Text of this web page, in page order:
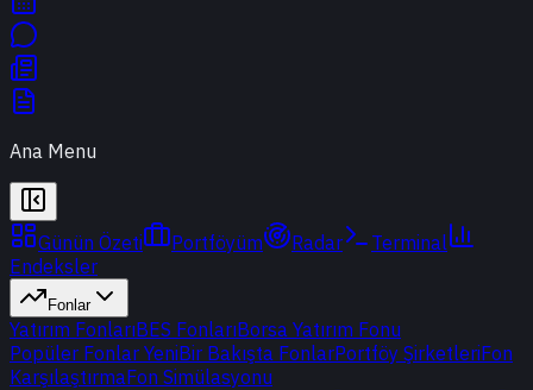
Ana Menu
Günün Özeti Portföyüm Radar
Terminal
Endeksler
Fonlar
Yatırım FonlarıBES FonlarıBorsa Yatırım Fonu
Popüler Fonlar YeniBir Bakışta FonlarPortföy ŞirketleriFon
KarşılaştırmaFon Simülasyonu